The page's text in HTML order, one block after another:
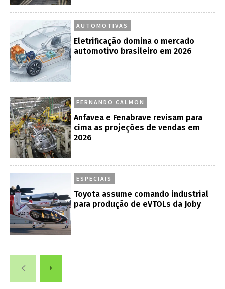
AUTOMOTIVAS
Eletrificação domina o mercado
automotivo brasileiro em 2026
FERNANDO CALMON
Anfavea e Fenabrave revisam para
cima as projeções de vendas em
2026
ESPECIAIS
Toyota assume comando industrial
para produção de eVTOLs da Joby